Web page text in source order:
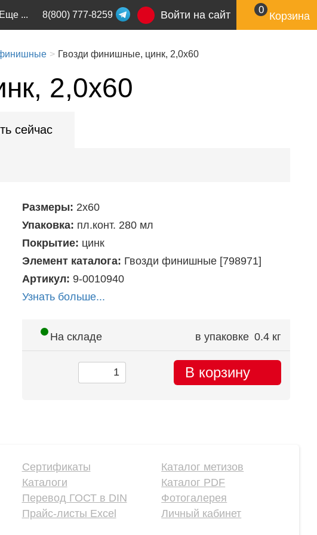
Еще ... 8(800) 777-8259 Войти на сайт 0
Корзина
Гвозди финишные, цинк, 2,0х60
2,0х60
сейчас
Размеры: 2х60
Упаковка: пл.конт. 280 мл
Покрытие: цинк
Элемент каталога: Гвозди финишные [798971]
Артикул: 9-0010940
Узнать больше...
На складе в упаковке 0.4 кг
В корзину
Сертификаты
Каталоги
Перевод ГОСТ в DIN
Прайс-листы Excel
Каталог метизов
Каталог PDF
Фотогалерея
Личный кабинет